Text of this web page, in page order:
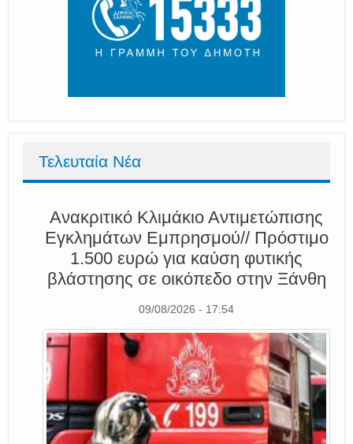
Τελευταία Νέα
Ανακριτικό Κλιμάκιο Αντιμετώπισης
Εγκλημάτων Εμπρησμού// Πρόστιμο
1.500 ευρώ για καύση φυτικής
βλάστησης σε οικόπεδο στην Ξάνθη
09/08/2026 - 17:54